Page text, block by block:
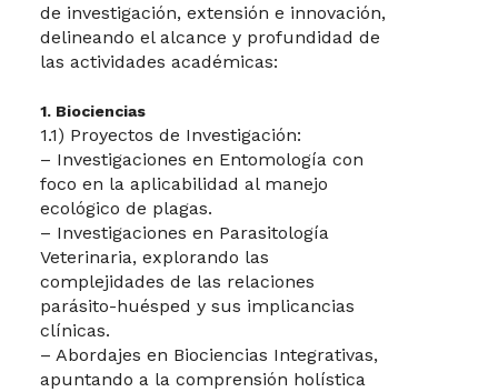
de investigación, extensión e innovación,
delineando el alcance y profundidad de
las actividades académicas:
1. Biociencias
1.1) Proyectos de Investigación:
– Investigaciones en Entomología con
foco en la aplicabilidad al manejo
ecológico de plagas.
– Investigaciones en Parasitología
Veterinaria, explorando las
complejidades de las relaciones
parásito-huésped y sus implicancias
clínicas.
– Abordajes en Biociencias Integrativas,
apuntando a la comprensión holística